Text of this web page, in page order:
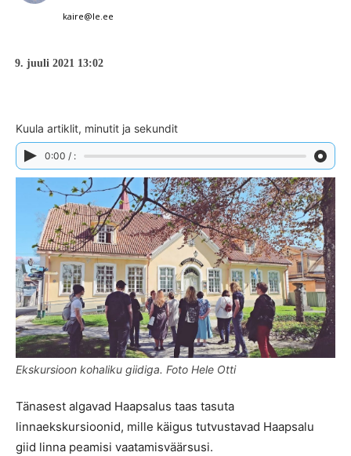
kaire@le.ee
9. juuli 2021 13:02
Kuula artiklit, minutit ja sekundit
0:00 / :
Ekskursioon kohaliku giidiga. Foto Hele Otti
Tänasest algavad Haapsalus taas tasuta
linnaekskursioonid, mille käigus tutvustavad Haapsalu
giid linna peamisi vaatamisväärsusi.